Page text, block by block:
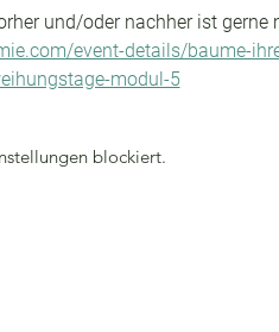
und/oder nachher ist
event-details/baume-
modul-5
blockiert.